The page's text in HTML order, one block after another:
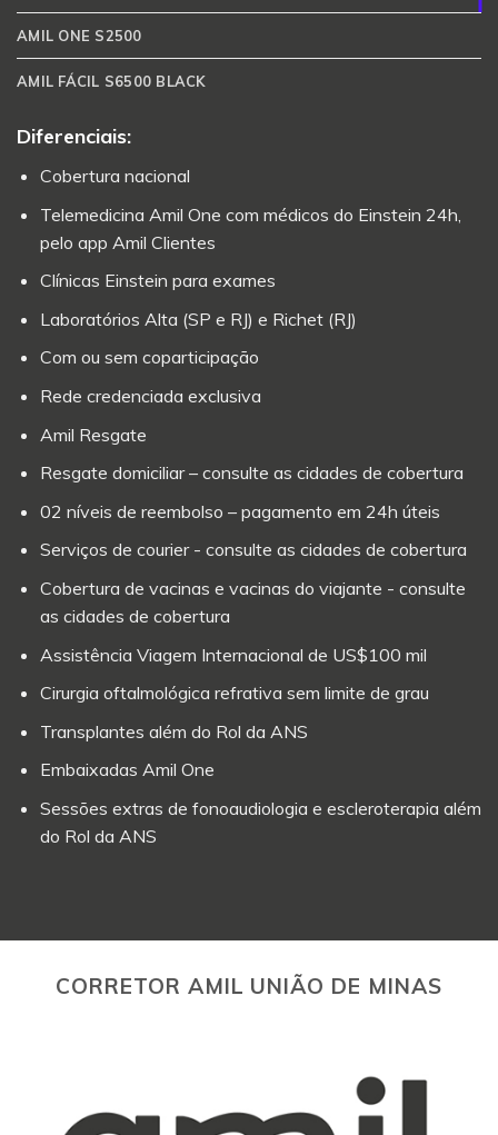
AMIL ONE S2500
AMIL FÁCIL S6500 BLACK
Diferenciais:
Cobertura nacional
Telemedicina Amil One com médicos do Einstein 24h,
pelo app Amil Clientes
Clínicas Einstein para exames
Laboratórios Alta (SP e RJ) e Richet (RJ)
Com ou sem coparticipação
Rede credenciada exclusiva
Amil Resgate
Resgate domiciliar – consulte as cidades de cobertura
02 níveis de reembolso – pagamento em 24h úteis
Serviços de courier - consulte as cidades de cobertura
Cobertura de vacinas e vacinas do viajante - consulte
as cidades de cobertura
Assistência Viagem Internacional de US$100 mil
Cirurgia oftalmológica refrativa sem limite de grau
Transplantes além do Rol da ANS
Embaixadas Amil One
Sessões extras de fonoaudiologia e escleroterapia além
do Rol da ANS
CORRETOR AMIL UNIÃO DE MINAS